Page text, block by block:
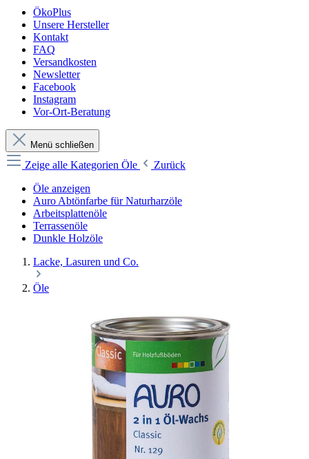
ÖkoPlus
Unsere Hersteller
Kontakt
FAQ
Versandkosten
Newsletter
Facebook
Instagram
Vor-Ort-Beratung
Menü schließen
Zeige alle Kategorien Öle
Zurück
Öle anzeigen
Auro Abtönfarbe für Naturharzöle
Arbeitsplattenöle
Terrassenöle
Dunkle Holzöle
Lacke, Lasuren und Co.
Öle